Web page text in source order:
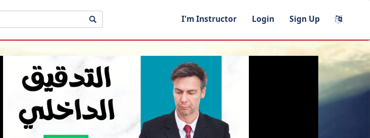
I'm Instructor Login Sign Up